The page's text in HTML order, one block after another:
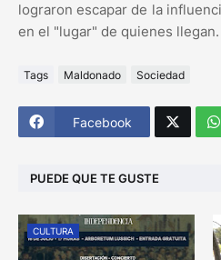
lograron escapar de la
en el "lugar" de quienes llegan.
Tags Maldonado Sociedad
Facebook
PUEDE QUE TE GUSTE
CULTURA